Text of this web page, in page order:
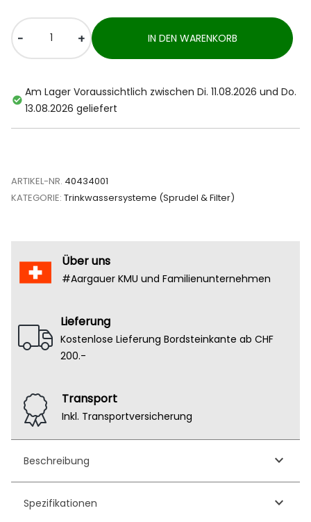
- + IN DEN WARENKORB
Am Lager Voraussichtlich zwischen Di. 11.08.2026 und Do.
13.08.2026 geliefert
ARTIKEL-NR. 40434001
KATEGORIE: Trinkwassersysteme (Sprudel & Filter)
Über uns
#Aargauer KMU und Familienunternehmen
Lieferung
Kostenlose Lieferung Bordsteinkante ab CHF
200.-
Transport
Inkl. Transportversicherung
Beschreibung keyboard_arrow_down
Spezifikationen keyboard_arrow_down